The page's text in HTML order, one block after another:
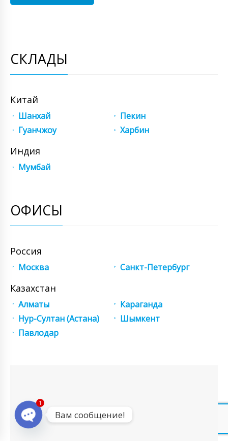
СКЛАДЫ
Китай
Шанхай
Пекин
Гуанчжоу
Харбин
Индия
Мумбай
ОФИСЫ
Россия
Москва Санкт-Петербург
Казахстан
Алматы
Караганда
Нур-Султан (Астана)
Шымкент
Павлодар
Вам сообщение!
1